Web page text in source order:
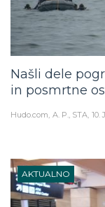
Našli dele
in posmrtne
Hudo.com A. P., STA 10.
AKTUALNO